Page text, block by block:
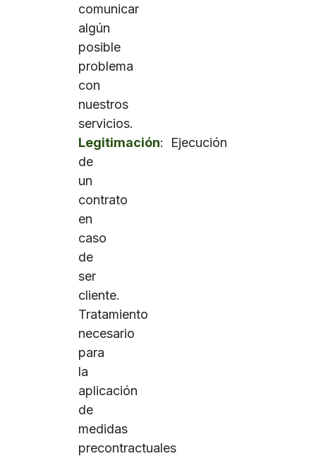
comunicar
algún
posible
problema
con
nuestros
servicios.
Legitimación: Ejecución
de
un
contrato
en
caso
de
ser
cliente.
Tratamiento
necesario
para
la
aplicación
de
medidas
precontractuales